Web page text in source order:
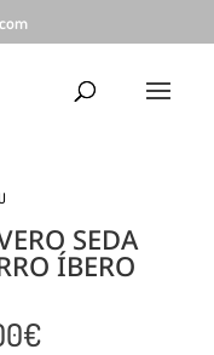
SEDA
ÍBERO
€